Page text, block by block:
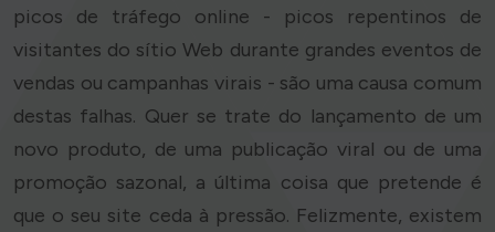
picos de tráfego online - picos repentinos de
visitantes do sítio Web durante grandes eventos de
vendas ou campanhas virais - são uma causa comum
destas falhas. Quer se trate do lançamento de um
novo produto, de uma publicação viral ou de uma
promoção sazonal, a última coisa que pretende é
que o seu site ceda à pressão. Felizmente, existem